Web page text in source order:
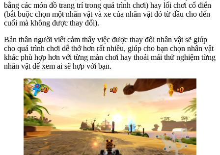
bằng các món đồ trang trí trong quá trình chơi) hay lối chơi cổ điển
(bắt buộc chọn một nhân vật và xe của nhân vật đó từ đầu cho đến
cuối mà không được thay đổi).
Bản thân người viết cảm thấy việc được thay đổi nhân vật sẽ giúp
cho quá trình chơi dễ thở hơn rất nhiều, giúp cho bạn chọn nhân vật
khác phù hợp hơn với từng màn chơi hay thoải mái thử nghiệm từng
nhân vật để xem ai sẽ hợp với bạn.